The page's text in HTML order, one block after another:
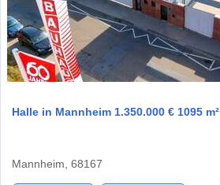
Halle in Mannheim 1.350.000 € 1095 m²
Mannheim, 68167